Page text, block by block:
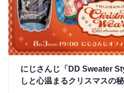
にじさんじ「DD Sweater
しと心温まるクリスマスの